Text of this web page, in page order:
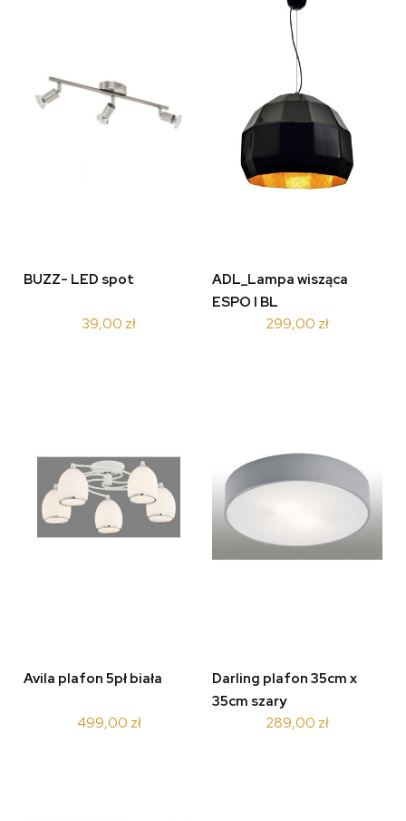
BUZZ- LED spot
39,00 zł
ADL_Lampa wisząca
ESPO I BL
299,00 zł
Avila plafon 5pł biała
499,00 zł
Darling plafon 35cm x
35cm szary
289,00 zł